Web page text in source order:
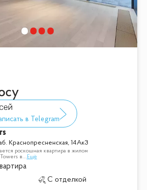
Краснопресненская, 14Ак3
роскошная квартира в жилом
в... Ещё
С отделкой